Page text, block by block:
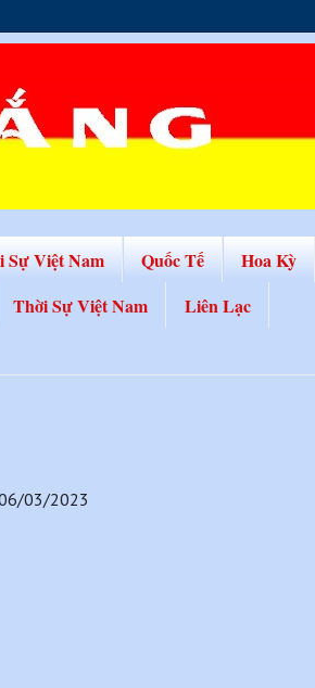
Sự Việt Nam Quốc Tế
Hoa Kỳ
Thời Sự Việt Nam
Liên Lạc
06/03/2023